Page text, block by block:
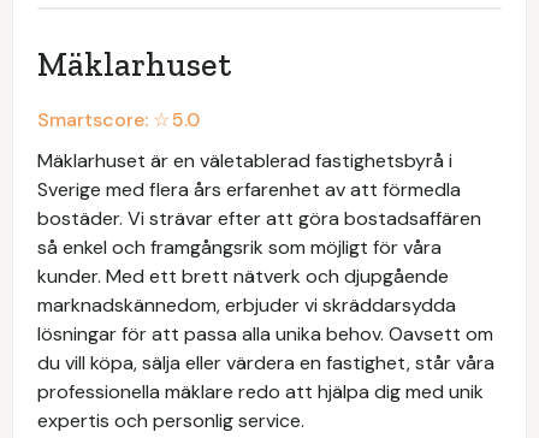
Mäklarhuset
Smartscore: ☆5.0
Mäklarhuset är en väletablerad fastighetsbyrå i
Sverige med flera års erfarenhet av att förmedla
bostäder. Vi strävar efter att göra bostadsaffären
så enkel och framgångsrik som möjligt för våra
kunder. Med ett brett nätverk och djupgående
marknadskännedom, erbjuder vi skräddarsydda
lösningar för att passa alla unika behov. Oavsett om
du vill köpa, sälja eller värdera en fastighet, står våra
professionella mäklare redo att hjälpa dig med unik
expertis och personlig service.